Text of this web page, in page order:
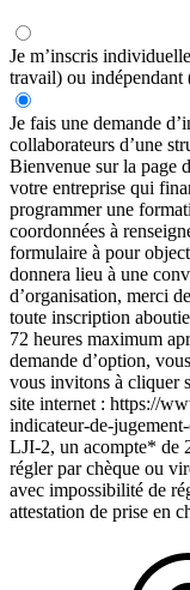
Je m’inscris
travail) ou indépendant
Je fais une demande
collaborateurs d’une
Bienvenue sur la page
votre entreprise qui
programmer une
coordonnées à
formulaire à pour
donnera lieu à une
d’organisation, merci
toute inscription
72 heures maximum
demande d’option,
vous invitons à cliquer
site internet : https://
indicateur-de-
LJI-2, un acompte* de
régler par chèque ou
avec impossibilité de
attestation de prise en